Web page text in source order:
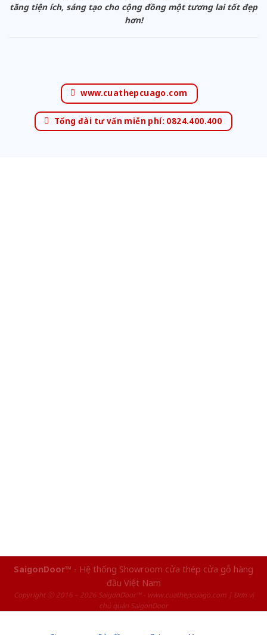
tăng tiện ích, sáng tạo cho cộng đồng một tương lai tốt đẹp
hơn!
www.cuathepcuago.com
Tổng đài tư vấn miễn phí: 0824.400.400
SaigonDoor™ - Hệ thống Showroom cửa thép cửa gỗ hàng
đầu Việt Nam
Copyright ⓒ 2016 – 2026 SaigonDoor™ - www.cuathepcuago.com | Đơn vị
chủ quản SaigonDoor